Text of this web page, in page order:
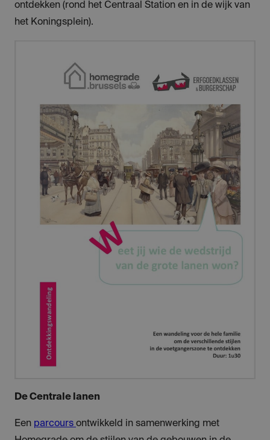
ontdekken (rond het Centraal Station en in de wijk van
het Koningsplein).
De Centrale lanen
Een parcours ontwikkeld in samenwerking met